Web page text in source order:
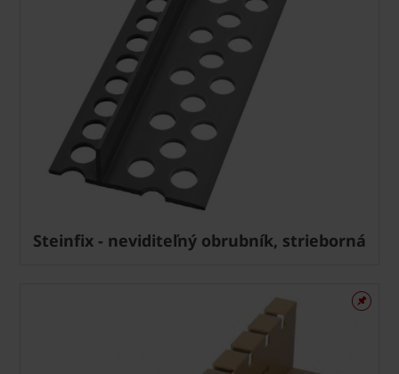
Steinfix - neviditeľný obrubník, strieborná